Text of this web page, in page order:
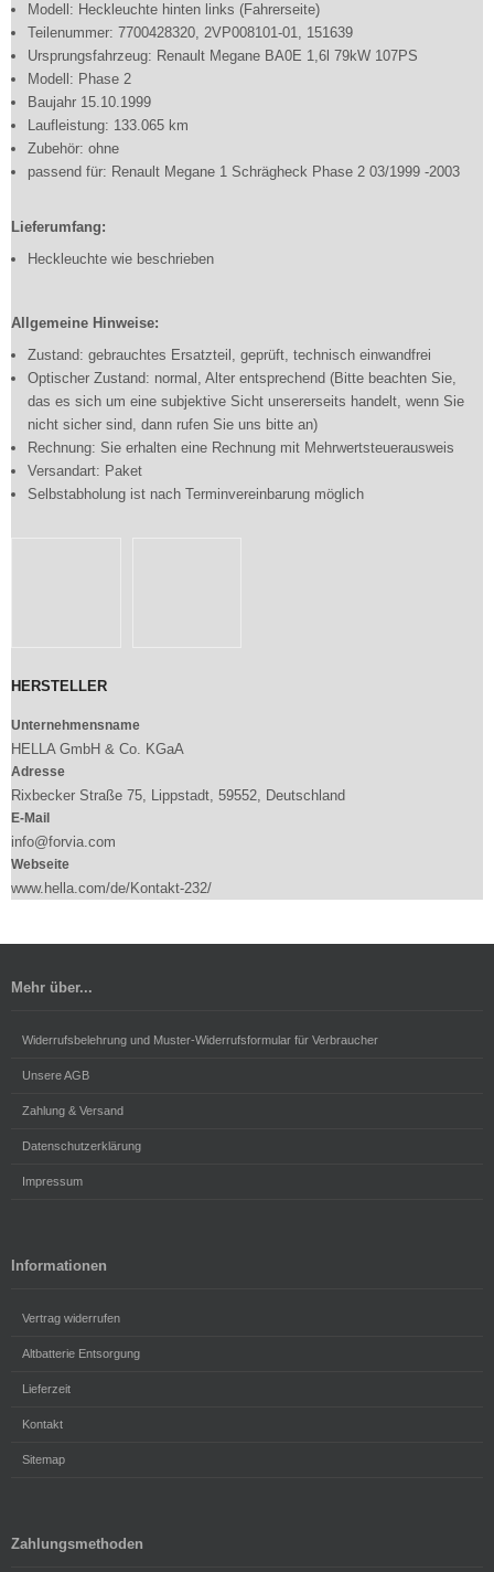
Modell: Heckleuchte hinten links (Fahrerseite)
Teilenummer: 7700428320, 2VP008101-01, 151639
Ursprungsfahrzeug: Renault Megane BA0E 1,6l 79kW 107PS
Modell: Phase 2
Baujahr 15.10.1999
Laufleistung: 133.065 km
Zubehör: ohne
passend für: Renault Megane 1 Schrägheck Phase 2 03/1999 -2003
Lieferumfang:
Heckleuchte wie beschrieben
Allgemeine Hinweise:
Zustand: gebrauchtes Ersatzteil, geprüft, technisch einwandfrei
Optischer Zustand: normal, Alter entsprechend (Bitte beachten Sie,
das es sich um eine subjektive Sicht unsererseits handelt, wenn Sie
nicht sicher sind, dann rufen Sie uns bitte an)
Rechnung: Sie erhalten eine Rechnung mit Mehrwertsteuerausweis
Versandart: Paket
Selbstabholung ist nach Terminvereinbarung möglich
HERSTELLER
Unternehmensname
HELLA GmbH & Co. KGaA
Adresse
Rixbecker Straße 75, Lippstadt, 59552, Deutschland
E-Mail
info@forvia.com
Webseite
www.hella.com/de/Kontakt-232/
Mehr über...
Widerrufsbelehrung und Muster-Widerrufsformular für Verbraucher
Unsere AGB
Zahlung & Versand
Datenschutzerklärung
Impressum
Informationen
Vertrag widerrufen
Altbatterie Entsorgung
Lieferzeit
Kontakt
Sitemap
Zahlungsmethoden